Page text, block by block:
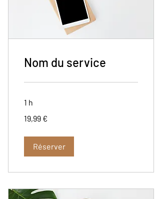
Nom du service
1 h
euros
19,99 €
Réserver